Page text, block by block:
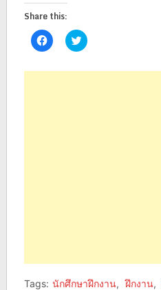
Share this:
Click
to
Facebook
Click
to
Twitter
Tags: นักศึกษาฝึกงาน, ฝึกงาน,